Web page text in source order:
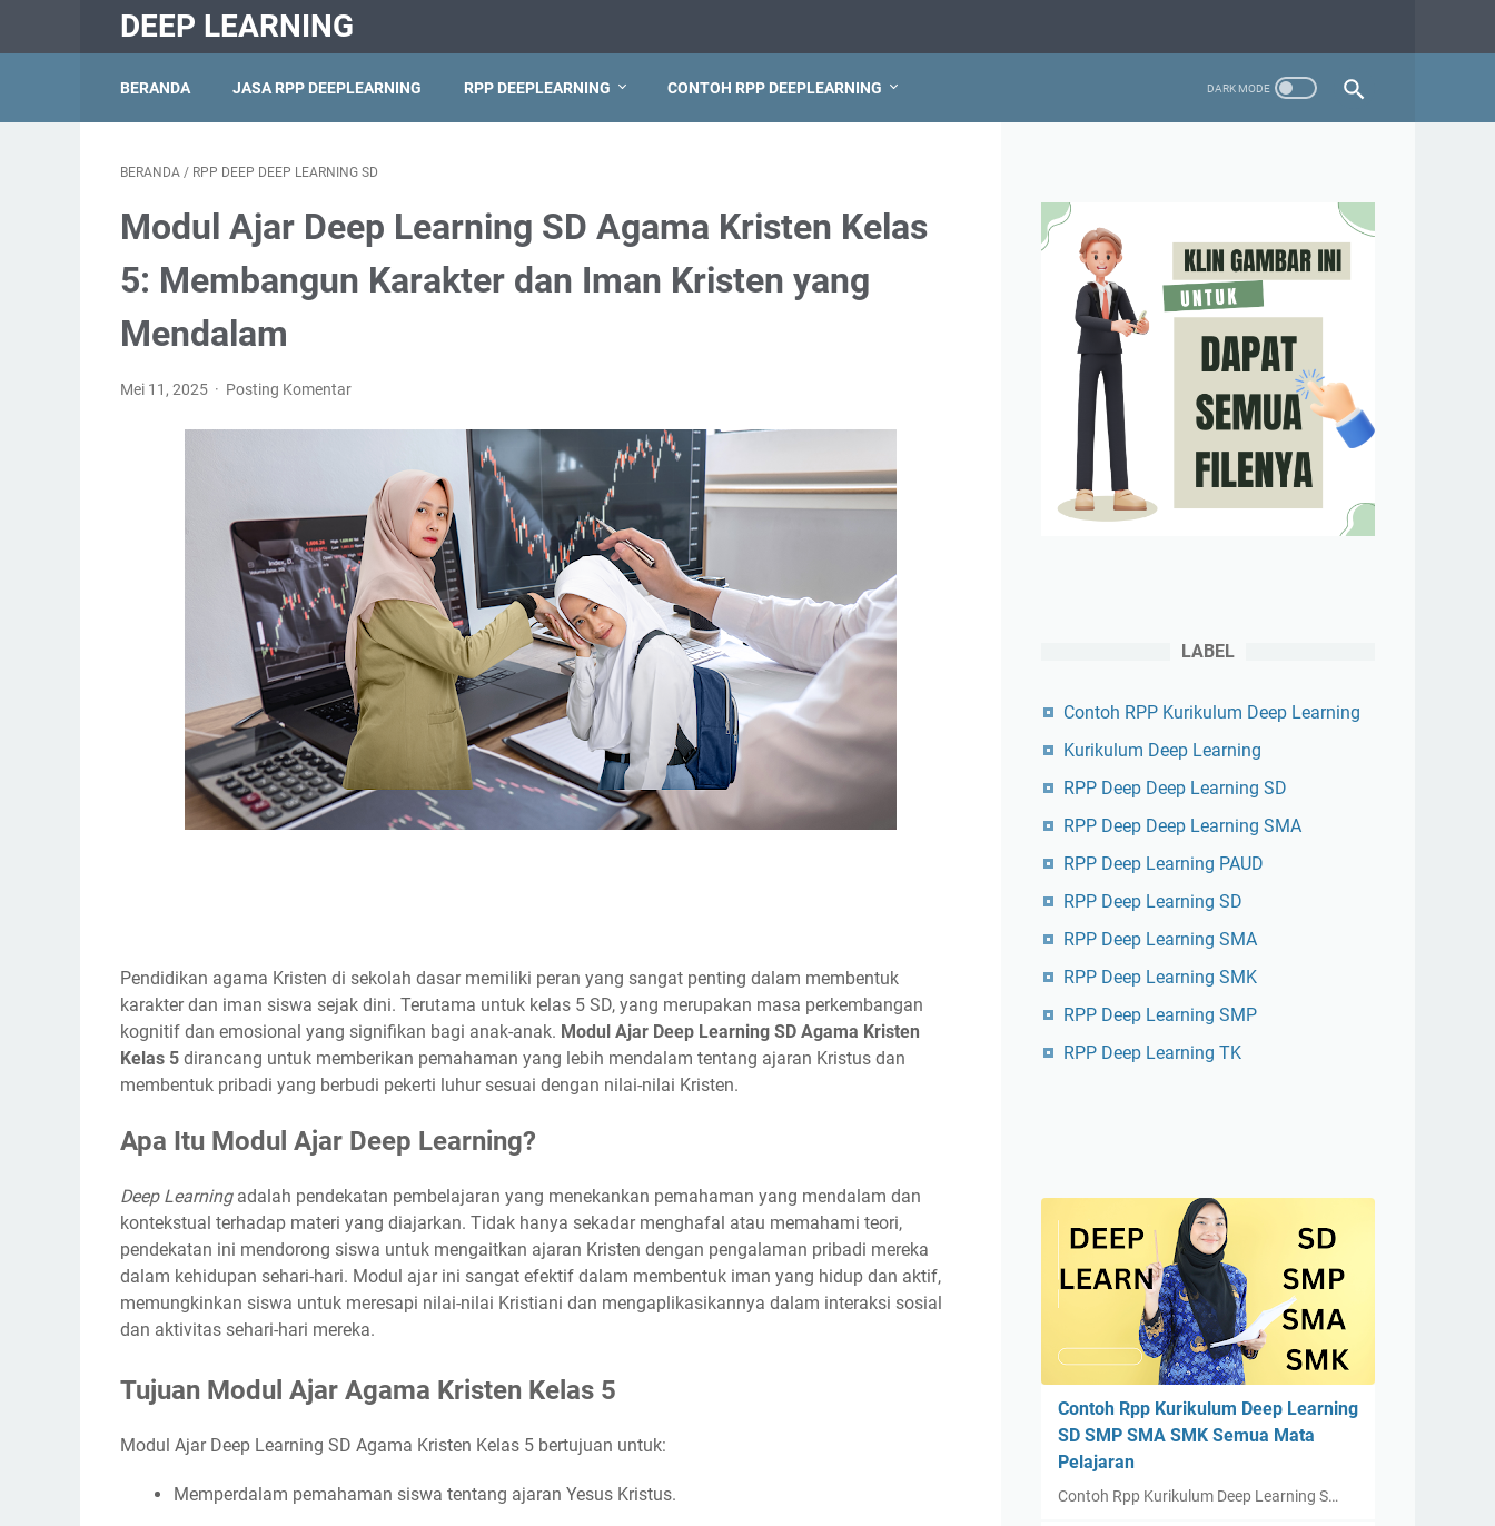
DEEP LEARNING
BERANDA JASA RPP DEEPLEARNING RPP DEEPLEARNING CONTOH RPP DEEPLEARNING
BERANDA / RPP DEEP DEEP LEARNING SD
Modul Ajar Deep Learning SD Agama Kristen Kelas
5: Membangun Karakter dan Iman Kristen yang
Mendalam
Mei 11, 2025 Posting Komentar
Pendidikan agama Kristen di sekolah dasar memiliki peran yang sangat penting dalam membentuk
karakter dan iman siswa sejak dini. Terutama untuk kelas 5 SD, yang merupakan masa perkembangan
kognitif dan emosional yang signifikan bagi anak-anak. Modul Ajar Deep Learning SD Agama Kristen
Kelas 5 dirancang untuk memberikan pemahaman yang lebih mendalam tentang ajaran Kristus dan
membentuk pribadi yang berbudi pekerti luhur sesuai dengan nilai-nilai Kristen.
Apa Itu Modul Ajar Deep Learning?
Deep Learningadalah pendekatan pembelajaran yang menekankan pemahaman yang mendalam dan
kontekstual terhadap materi yang diajarkan. Tidak hanya sekadar menghafal atau memahami teori,
pendekatan ini mendorong siswa untuk mengaitkan ajaran Kristen dengan pengalaman pribadi mereka
dalam kehidupan sehari-hari. Modul ajar ini sangat efektif dalam membentuk iman yang hidup dan aktif,
memungkinkan siswa untuk meresapi nilai-nilai Kristiani dan mengaplikasikannya dalam interaksi sosial
dan aktivitas sehari-hari mereka.
Tujuan Modul Ajar Agama Kristen Kelas 5
Modul Ajar Deep Learning SD Agama Kristen Kelas 5 bertujuan untuk:
Memperdalam pemahaman siswa tentang ajaran Yesus Kristus.
LABEL
Contoh RPP Kurikulum Deep Learning
Kurikulum Deep Learning
RPP Deep Deep Learning SD
RPP Deep Deep Learning SMA
RPP Deep Learning PAUD
RPP Deep Learning SD
RPP Deep Learning SMA
RPP Deep Learning SMK
RPP Deep Learning SMP
RPP Deep Learning TK
Contoh Rpp Kurikulum Deep Learning
SD SMP SMA SMK Semua Mata
Pelajaran
Contoh Rpp Kurikulum Deep Learning S…